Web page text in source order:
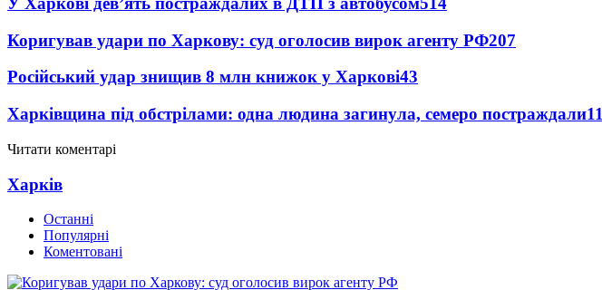
Коригував удари по Харкову: суд оголосив вирок агенту РФ207
Російський удар знищив 8 млн книжок у Харкові43
Харківщина під обстрілами: одна людина загинула, семеро постраждали11
Читати коментарі
Харків
Останні
Популярні
Коментовані